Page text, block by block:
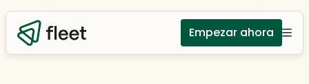
Empezar ahora